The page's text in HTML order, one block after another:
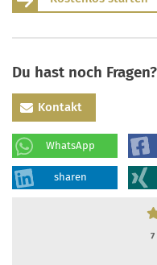
Du hast noch Fragen?
Kontakt
WhatsApp
sharen
7